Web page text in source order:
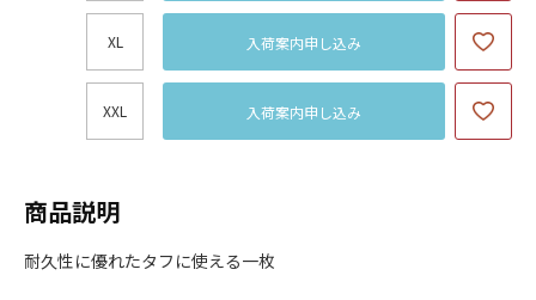
XL 入荷案内申し込み
XXL 入荷案内申し込み
商品説明
耐久性に優れたタフに使える一枚